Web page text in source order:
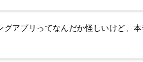
グアプリってなんだか怪しいけど、本